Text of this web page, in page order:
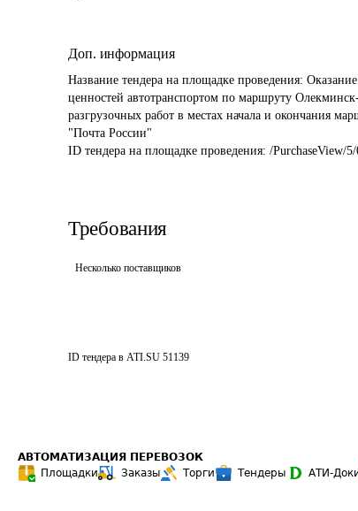
Доп. информация
Название тендера на площадке проведения:
ценностей автотранспортом по маршруту
разгрузочных работ в местах начала и окончания
"Почта России"
ID тендера на площадке проведения: /PurchaseView/
Требования
Несколько поставщиков
ID тендера в ATI.SU 51139
АВТОМАТИЗАЦИЯ ПЕРЕВОЗОК
Площадки
Заказы Торги Тендеры АТИ-